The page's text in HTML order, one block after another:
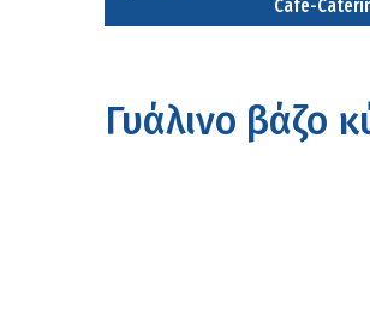
Cafe-
Γυάλινο βάζο